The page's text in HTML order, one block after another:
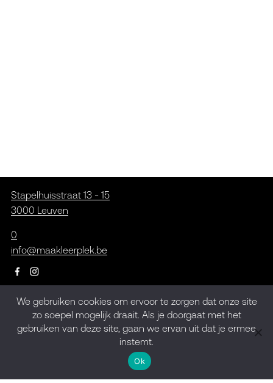
Stapelhuisstraat 13 - 15
3000 Leuven
0
info@maakleerplek.be
Inschrijven op de
nieuwsbrief
We gebruiken cookies om ervoor te zorgen dat onze site
zo soepel mogelijk draait. Als je doorgaat met het
gebruiken van deze site, gaan we ervan uit dat je ermee
instemt.
Ok